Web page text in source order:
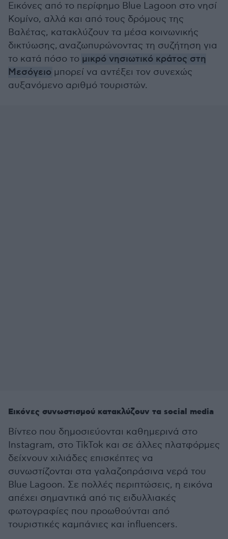
Εικόνες από το περίφημο Blue Lagoon στο νησί
Κομίνο, αλλά και από τους δρόμους της
Βαλέτας, κατακλύζουν τα μέσα κοινωνικής
δικτύωσης, αναζωπυρώνοντας τη συζήτηση για
το κατά πόσο το μικρό νησιωτικό κράτος στη
Μεσόγειο μπορεί να αντέξει τον συνεχώς
αυξανόμενο αριθμό τουριστών.
Εικόνες συνωστισμού κατακλύζουν τα social media
Βίντεο που δημοσιεύονται καθημερινά στο
Instagram, στο TikTok και σε άλλες πλατφόρμες
δείχνουν χιλιάδες επισκέπτες να
συνωστίζονται στα γαλαζοπράσινα νερά του
Blue Lagoon. Σε πολλές περιπτώσεις, η εικόνα
απέχει σημαντικά από τις ειδυλλιακές
φωτογραφίες που προωθούνται από
τουριστικές καμπάνιες και influencers.